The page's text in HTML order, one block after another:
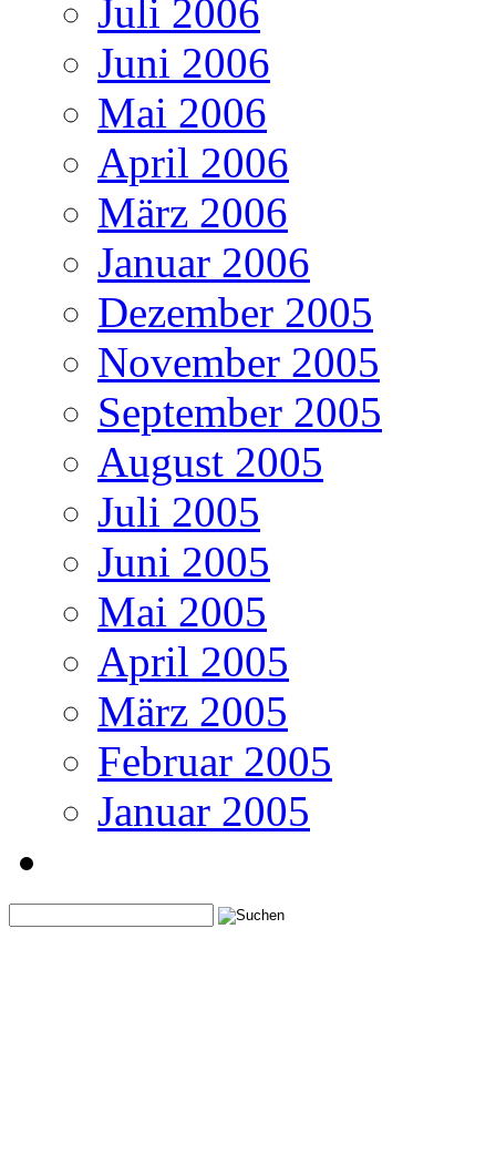
Juli 2006
Juni 2006
Mai 2006
April 2006
März 2006
Januar 2006
Dezember 2005
November 2005
September 2005
August 2005
Juli 2005
Juni 2005
Mai 2005
April 2005
März 2005
Februar 2005
Januar 2005